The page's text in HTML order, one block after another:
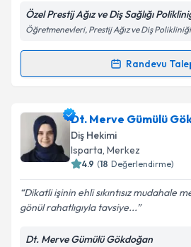
Kişisel verilerimin
Metni'ni okudum ve kişisel
Takvim Talebini
Özel Prestij Ağız ve Diş Sağlığı
Öğretmenevleri, Prestij Ağız ve Diş
Randevu
Randevu Takvimi Talebi
Dt. Yasemin Eriçin randevu
Size bu uzmandan randevu
hazırlandığında e-posta ile
Kişisel verilerimin
Dt. Merve Gümülü
Diş Hekimi
Isparta, Merkez
4.9 (18 Değerlendirme)
Dikatli işinin ehli sıkıntısız mudahale
gönül rahatlıgıyla tavsiye...
Dt. Merve Gümülü Gökdoğan